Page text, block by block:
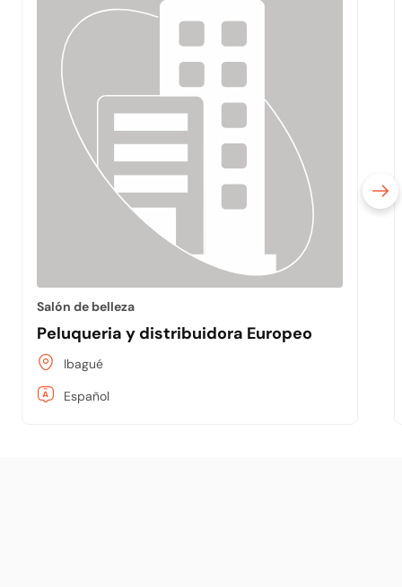
Salón de belleza
Peluqueria y distribuidora Europeo
Ibagué
Español